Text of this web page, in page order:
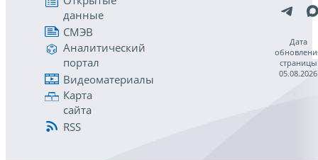
данные
СМЭВ
Аналитический
портал
Видеоматериалы
Карта
сайта
RSS
Дата
страницы
05.08.2026